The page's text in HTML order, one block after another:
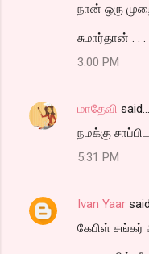
நான் ஒரு
சுமார்தான் . . .
3:00 PM
மாதேவி said…
நமக்கு
5:31 PM
Ivan Yaar
கேபிள்